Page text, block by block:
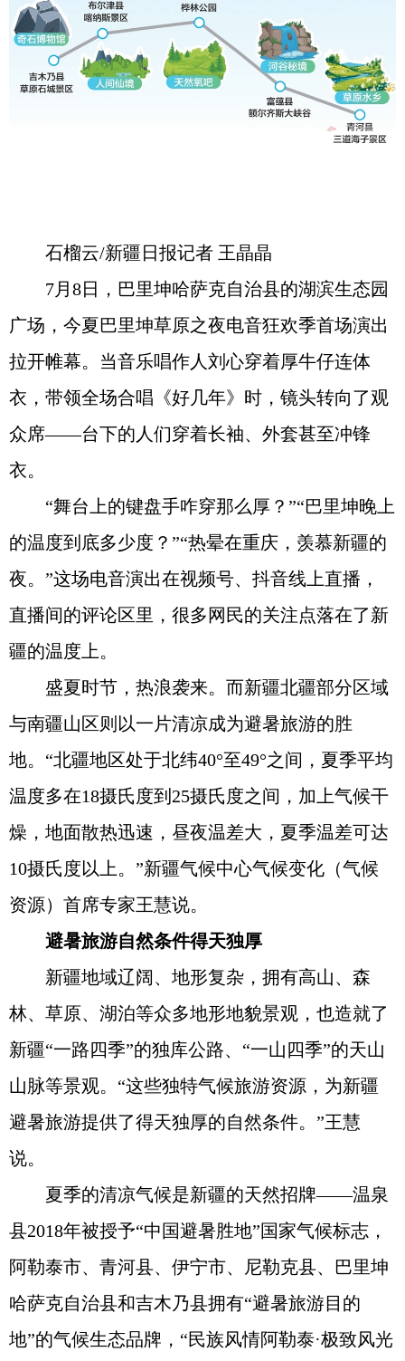
石榴云/新疆日报记者 王晶晶
7月8日，巴里坤哈萨克自治县的湖滨生态园
广场，今夏巴里坤草原之夜电音狂欢季首场演出
拉开帷幕。当音乐唱作人刘心穿着厚牛仔连体
衣，带领全场合唱《好几年》时，镜头转向了观
众席——台下的人们穿着长袖、外套甚至冲锋
衣。
“舞台上的键盘手咋穿那么厚？”“巴里坤晚上
的温度到底多少度？”“热晕在重庆，羡慕新疆的
夜。”这场电音演出在视频号、抖音线上直播，
直播间的评论区里，很多网民的关注点落在了新
疆的温度上。
盛夏时节，热浪袭来。而新疆北疆部分区域
与南疆山区则以一片清凉成为避暑旅游的胜
地。“北疆地区处于北纬40°至49°之间，夏季平均
温度多在18摄氏度到25摄氏度之间，加上气候干
燥，地面散热迅速，昼夜温差大，夏季温差可达
10摄氏度以上。”新疆气候中心气候变化（气候
资源）首席专家王慧说。
避暑旅游自然条件得天独厚
新疆地域辽阔、地形复杂，拥有高山、森
林、草原、湖泊等众多地形地貌景观，也造就了
新疆“一路四季”的独库公路、“一山四季”的天山
山脉等景观。“这些独特气候旅游资源，为新疆
避暑旅游提供了得天独厚的自然条件。”王慧
说。
夏季的清凉气候是新疆的天然招牌——温泉
县2018年被授予“中国避暑胜地”国家气候标志，
阿勒泰市、青河县、伊宁市、尼勒克县、巴里坤
哈萨克自治县和吉木乃县拥有“避暑旅游目的
地”的气候生态品牌，“民族风情阿勒泰·极致风光